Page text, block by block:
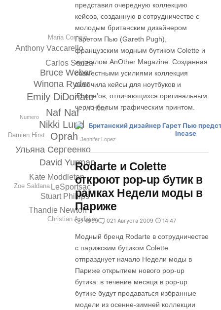
Nikki Lund
Naf Naf
Oprah
Emily DiDonato
Ульяна Сергеенко
David Yurman
Winona Ryder
Bruce Weber
Kate Moddleton
LeSportsac
Stuart Phillips
Carlos Souza
Anthony Vaccarello
Thandie Newton
Damien Hirst
Maria Cornejo
Christian Audigier
W Hotel
Zoe Saldana
Numero
Jennifer Lopez
представил очередную коллекцию
кейсов, созданную в сотрудничестве с
молодым британским дизайнером
Гаретом Пью (Gareth Pugh),
французским модным бутиком Colette и
журналом AnOther Magazine. Созданная
совместными усилиями коллекция
включила кейсы для ноутбуков и
iPhone’ов, отличающихся оригинальным
черно-белым графическим принтом.
Rodarte и Colette
откроют pop-up бутик в
рамках Недели моды в
Париже
4999 021 Августа 2009 14:47
Модный бренд Rodarte в сотрудничестве
с парижским бутиком Colette
отпразднует начало Недели моды в
Париже открытием нового pop-up
бутика: в течение месяца в pop-up
бутике будут продаваться избранные
модели из осенне-зимней коллекции